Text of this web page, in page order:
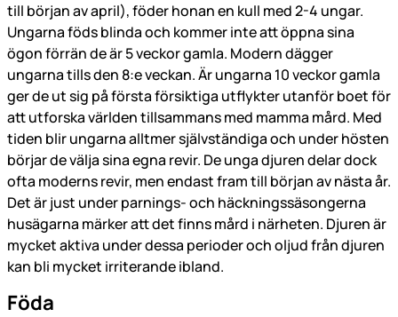
till början av april), föder honan en kull med 2-4 ungar.
Ungarna föds blinda och kommer inte att öppna sina
ögon förrän de är 5 veckor gamla. Modern dägger
ungarna tills den 8:e veckan. Är ungarna 10 veckor gamla
ger de ut sig på första försiktiga utflykter utanför boet för
att utforska världen tillsammans med mamma mård. Med
tiden blir ungarna alltmer självständiga och under hösten
börjar de välja sina egna revir. De unga djuren delar dock
ofta moderns revir, men endast fram till början av nästa år.
Det är just under parnings- och häckningssäsongerna
husägarna märker att det finns mård i närheten. Djuren är
mycket aktiva under dessa perioder och oljud från djuren
kan bli mycket irriterande ibland.
Föda